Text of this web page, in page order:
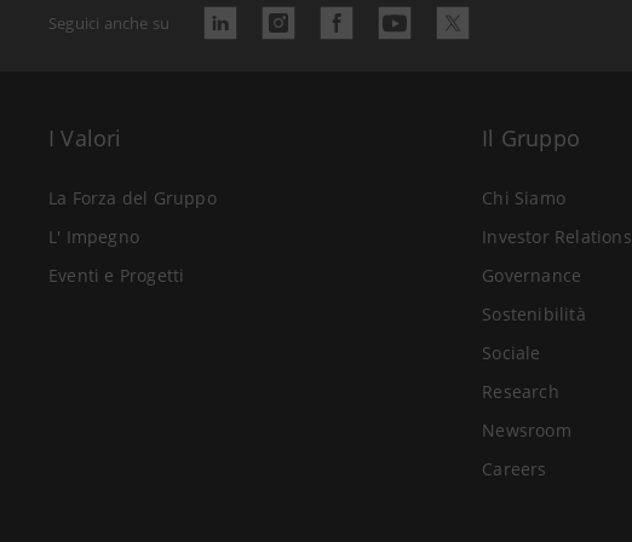
Seguici anche su
I Valori
La Forza del Gruppo
L' Impegno
Eventi e Progetti
Il Gruppo
Chi Siamo
Investor Relations
Governance
Sostenibilità
Sociale
Research
Newsroom
Careers